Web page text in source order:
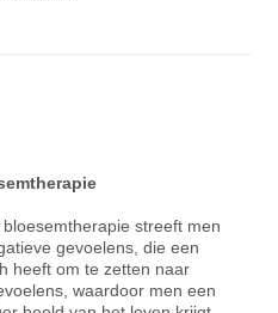
bloesemtherapie streeft men
gevoelens, die een
heeft om te zetten naar
waardoor men een